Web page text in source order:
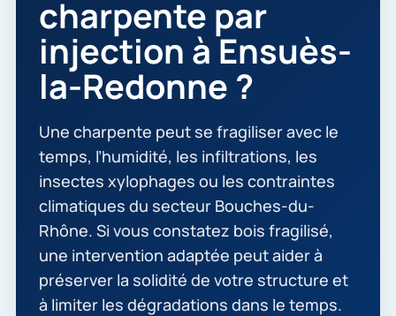
charpente par
injection à Ensuès-
la-Redonne ?
Une charpente peut se fragiliser avec le
temps, l’humidité, les infiltrations, les
insectes xylophages ou les contraintes
climatiques du secteur Bouches-du-
Rhône. Si vous constatez bois fragilisé,
une intervention adaptée peut aider à
préserver la solidité de votre structure et
à limiter les dégradations dans le temps.